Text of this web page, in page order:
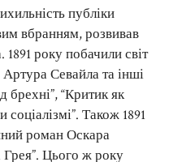
публіки
вбранням, розвивав
1891 року побачили світ
Севайла та інші
брехні”, “Критик як
Також 1891
роман Оскара
Цього ж року